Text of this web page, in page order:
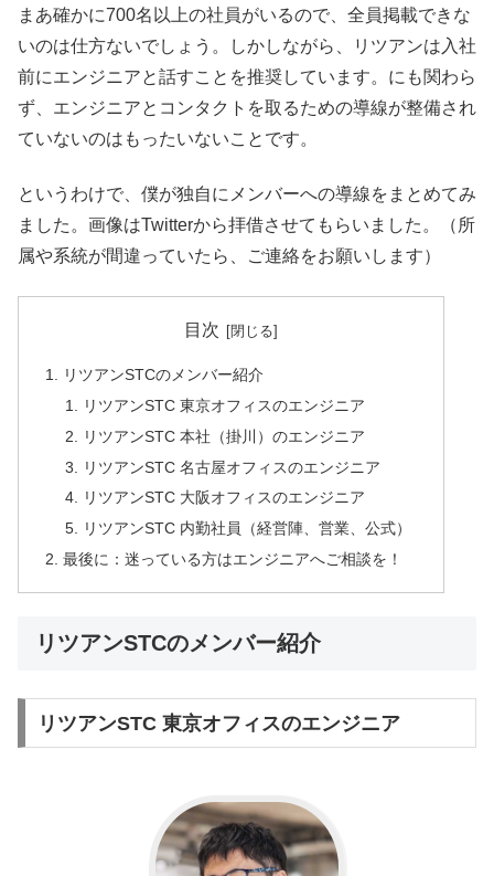
まあ確かに700名以上の社員がいるので、全員掲載できな
いのは仕方ないでしょう。しかしながら、リツアンは入社
前にエンジニアと話すことを推奨しています。にも関わら
ず、エンジニアとコンタクトを取るための導線が整備され
ていないのはもったいないことです。
というわけで、僕が独自にメンバーへの導線をまとめてみ
ました。画像はTwitterから拝借させてもらいました。（所
属や系統が間違っていたら、ご連絡をお願いします）
目次
リツアンSTCのメンバー紹介
リツアンSTC 東京オフィスのエンジニア
リツアンSTC 本社（掛川）のエンジニア
リツアンSTC 名古屋オフィスのエンジニア
リツアンSTC 大阪オフィスのエンジニア
リツアンSTC 内勤社員（経営陣、営業、公式）
最後に：迷っている方はエンジニアへご相談を！
リツアンSTCのメンバー紹介
リツアンSTC 東京オフィスのエンジニア